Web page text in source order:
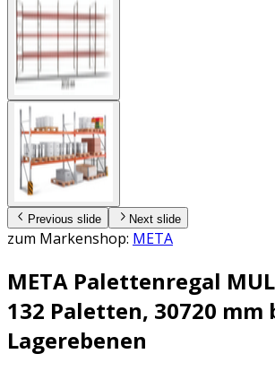
Previous slide Next slide
zum Markenshop: META
META Palettenregal
132 Paletten, 30720 mm
Lagerebenen